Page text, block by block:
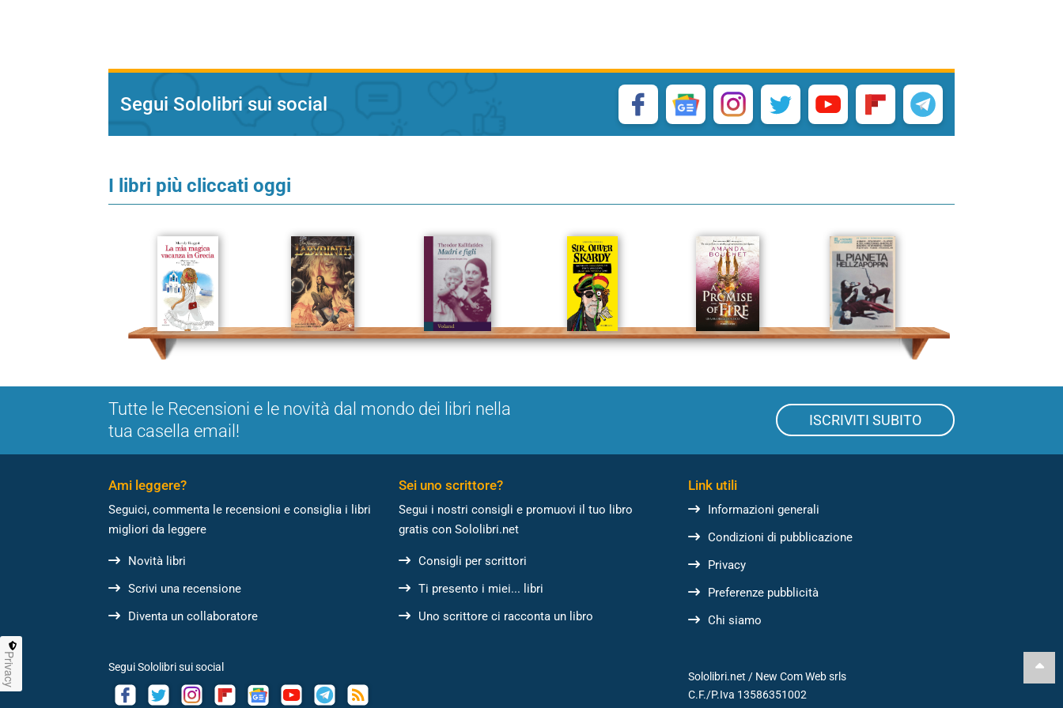
Segui Sololibri sui social
I libri più cliccati oggi
Tutte le Recensioni e le novità dal mondo dei libri nella
tua casella email!
ISCRIVITI SUBITO
Ami leggere?
Seguici, commenta le recensioni e consiglia i libri
migliori da leggere
Novità libri
Scrivi una recensione
Diventa un collaboratore
Sei uno scrittore?
Segui i nostri consigli e promuovi il tuo libro
gratis con Sololibri.net
Consigli per scrittori
Ti presento i miei... libri
Uno scrittore ci racconta un libro
Link utili
Informazioni generali
Condizioni di pubblicazione
Privacy
Preferenze pubblicità
Chi siamo
Segui Sololibri sui social
Sololibri.net / New Com Web srls
C.F./P.Iva 13586351002
Privacy